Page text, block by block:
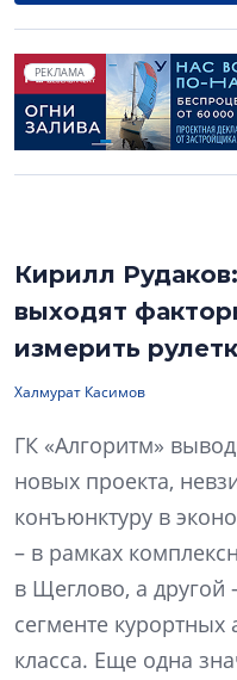
РЕКЛАМА
Кирилл
выходят
измерить
Халмурат Касимов
ГК «Алгоритм»
новых проекта,
конъюнктуру в
– в рамках
в Щеглово, а другой
сегменте курортных
класса. Еще одна